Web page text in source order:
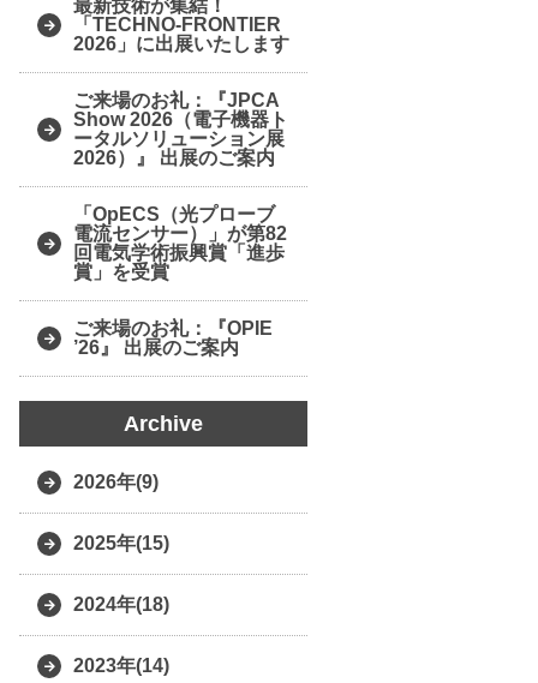
最新技術が集結！
「TECHNO-FRONTIER
2026」に出展いたします
ご来場のお礼：『JPCA
Show 2026（電子機器ト
ータルソリューション展
2026）』 出展のご案内
「OpECS（光プローブ
電流センサー）」が第82
回電気学術振興賞「進歩
賞」を受賞
ご来場のお礼：『OPIE
’26』 出展のご案内
Archive
2026年(9)
2025年(15)
2024年(18)
2023年(14)